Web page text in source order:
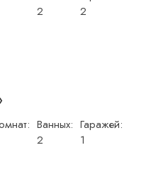
2
2
Ванных:
2
Гаражей:
1